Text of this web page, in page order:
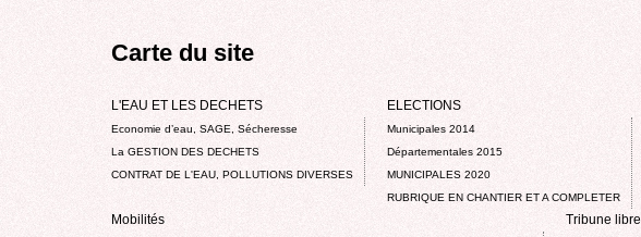
Carte du site
L'EAU ET LES DECHETS
Economie d’eau, SAGE, Sécheresse
La GESTION DES DECHETS
CONTRAT DE L'EAU, POLLUTIONS DIVERSES
ELECTIONS
Municipales 2014
Départementales 2015
MUNICIPALES 2020
RUBRIQUE EN CHANTIER ET A COMPLETER
Mobilités Tribune libre